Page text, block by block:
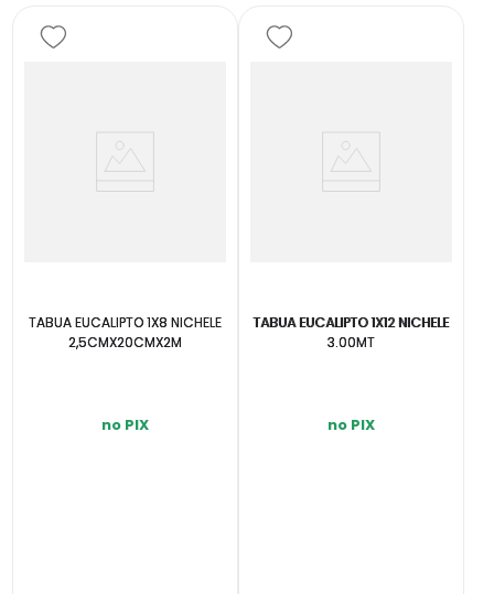
TABUA EUCALIPTO 1X8 NICHELE
2,5CMX20CMX2M
no PIX
TABUA EUCALIPTO 1X12 NICHELE
3.00MT
no PIX